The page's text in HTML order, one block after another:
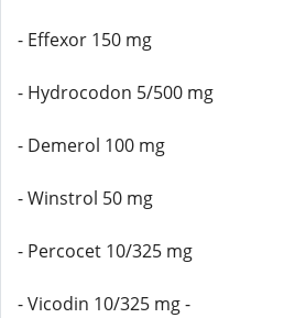
- Effexor 150 mg
- Hydrocodon 5/500 mg
- Demerol 100 mg
- Winstrol 50 mg
- Percocet 10/325 mg
- Vicodin 10/325 mg -